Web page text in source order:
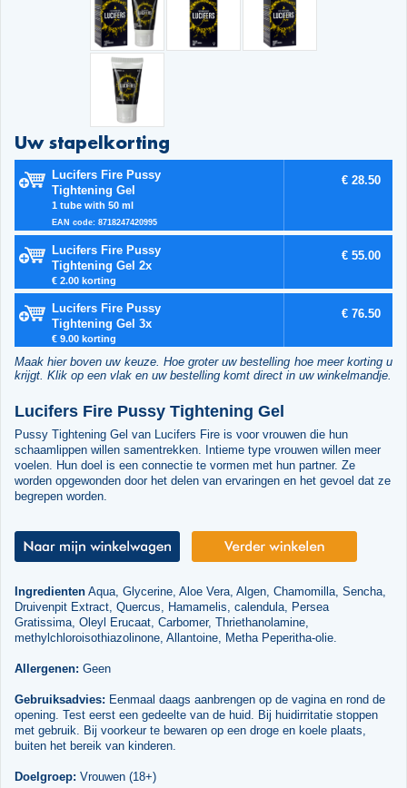
Uw stapelkorting
Lucifers Fire Pussy
Tightening Gel
1 tube with 50 ml
EAN code: 8718247420995
€ 28.50
Lucifers Fire Pussy
Tightening Gel 2x
€ 2.00 korting
€ 55.00
Lucifers Fire Pussy
Tightening Gel 3x
€ 9.00 korting
€ 76.50
Maak hier boven uw keuze. Hoe groter uw bestelling hoe meer korting u
krijgt. Klik op een vlak en uw bestelling komt direct in uw winkelmandje.
Lucifers Fire Pussy Tightening Gel
Pussy Tightening Gel van Lucifers Fire is voor vrouwen die hun
schaamlippen willen samentrekken. Intieme type vrouwen willen meer
voelen. Hun doel is een connectie te vormen met hun partner. Ze
worden opgewonden door het delen van ervaringen en het gevoel dat ze
begrepen worden.
IngredientenAqua, Glycerine, Aloe Vera, Algen, Chamomilla, Sencha,
Druivenpit Extract, Quercus, Hamamelis, calendula, Persea
Gratissima, Oleyl Erucaat, Carbomer, Thriethanolamine,
methylchloroisothiazolinone, Allantoine, Metha Peperitha-olie.
Allergenen: Geen
Gebruiksadvies: Eenmaal daags aanbrengen op de vagina en rond de
opening. Test eerst een gedeelte van de huid. Bij huidirritatie stoppen
met gebruik. Bij voorkeur te bewaren op een droge en koele plaats,
buiten het bereik van kinderen.
Doelgroep: Vrouwen (18+)